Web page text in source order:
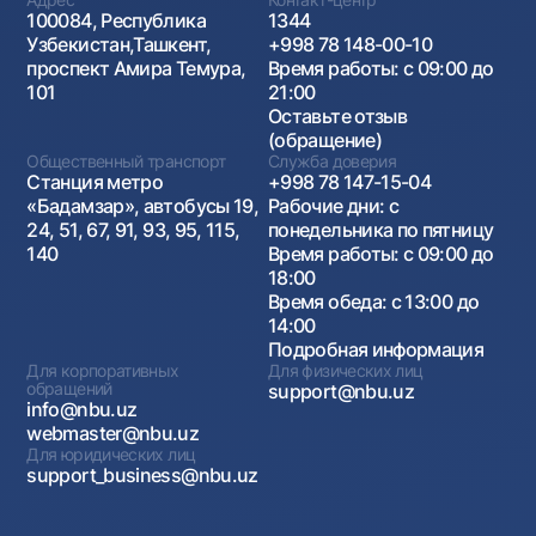
100084, Республика
Узбекистан,Ташкент,
проспект Амира Темура,
101
1344
+998 78 148-00-10
Время работы: с 09:00 до
21:00
Оставьте отзыв
(обращение)
Общественный транспорт
Станция метро
«Бадамзар», автобусы 19,
24, 51, 67, 91, 93, 95, 115,
140
Служба доверия
+998 78 147-15-04
Рабочие дни: с
понедельника по пятницу
Время работы: с 09:00 до
18:00
Время обеда: с 13:00 до
14:00
Подробная информация
Для корпоративных
обращений
info@nbu.uz
webmaster@nbu.uz
Для физических лиц
support@nbu.uz
Для юридических лиц
support_business@nbu.uz